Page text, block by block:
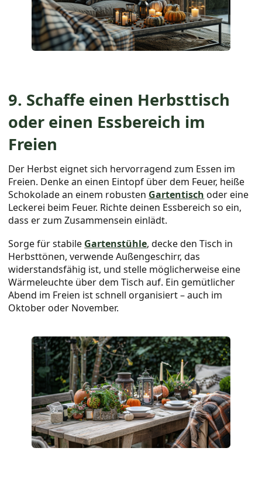
9. Schaffe einen Herbsttisch
oder einen Essbereich im
Freien
Der Herbst eignet sich hervorragend zum Essen im
Freien. Denke an einen Eintopf über dem Feuer, heiße
Schokolade an einem robusten Gartentisch oder eine
Leckerei beim Feuer. Richte deinen Essbereich so ein,
dass er zum Zusammensein einlädt.
Sorge für stabile Gartenstühle, decke den Tisch in
Herbsttönen, verwende Außengeschirr, das
widerstandsfähig ist, und stelle möglicherweise eine
Wärmeleuchte über dem Tisch auf. Ein gemütlicher
Abend im Freien ist schnell organisiert – auch im
Oktober oder November.